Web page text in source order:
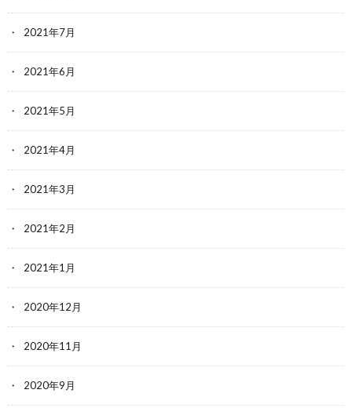
2021年7月
2021年6月
2021年5月
2021年4月
2021年3月
2021年2月
2021年1月
2020年12月
2020年11月
2020年9月